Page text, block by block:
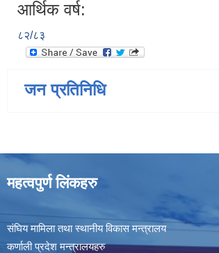
आर्थिक वर्ष:
८२/८३
जन प्रतिनिधि
महत्वपुर्ण लिंकहरु
संघिय मामिला तथा स्थानीय विकास मन्त्रालय
कर्णाली प्रदेश मन्त्रालयहरु